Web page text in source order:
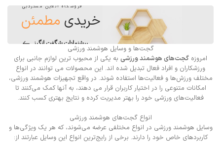
فروشگاه آنلاین مستردبی
خریدی مطمئن
پیشنهادات شگفت انگیز
گجت‌ها و وسایل هوشمند ورزشی
امروزه گجت‌های هوشمند ورزشی به یکی از محبوب ترین لوازم جانبی برای
ورزشکاران و افراد فعال تبدیل شده اند. این محصولات می توانند در انواع
مختلف ورزش‌ها و فعالیت‌ها استفاده شوند. در واقع تجهیزات هوشمند ورزشی،
امکانات متنوعی را در اختیار کاربران قرار می دهند، به آنها کمک می‌کنند تا
فعالیت‌های ورزشی خود را بهتر مدیریت کرده و نتایج بهتری کسب کنند.
انواع گجت‌های هوشمند ورزشی
وسایل هوشمند ورزشی در انواع مختلفی عرضه می‌شوند، که هر یک ویژگی‌ها و
کاربردهای خاص خود را دارند. برخی از رایج‌ترین انواع این وسایل عبارتند از: